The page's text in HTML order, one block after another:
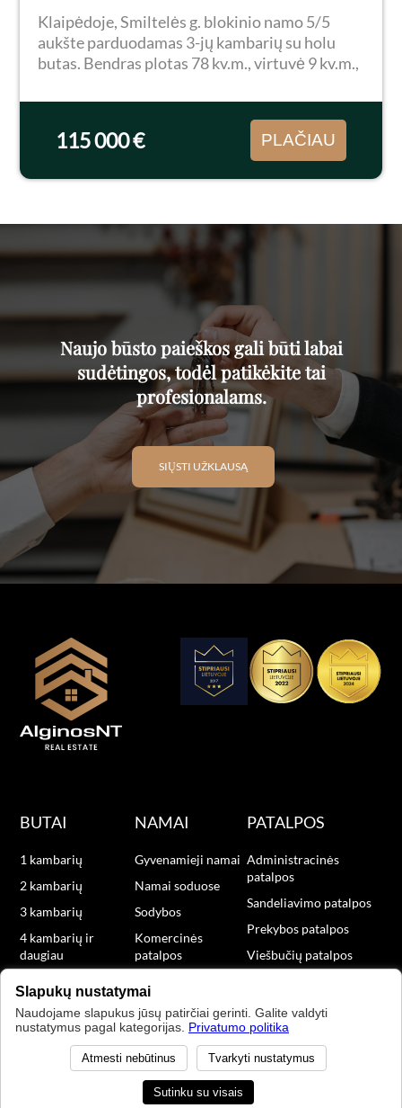
Klaipėdoje, Smiltelės g. blokinio namo 5/5
aukšte parduodamas 3-jų kambarių su holu
butas. Bendras plotas 78 kv.m., virtuvė 9 kv.m.,
tvarkingas, sudėti plastikiniai langai, šarvo
115 000 € PLAČIAU
Naujo būsto paieškos gali būti labai
sudėtingos, todėl patikėkite tai
profesionalams.
SIŲSTI UŽKLAUSĄ
BUTAI
1 kambarių
2 kambarių
3 kambarių
4 kambarių ir
daugiau
NAMAI
Gyvenamieji namai
Namai soduose
Sodybos
Komercinės
patalpos
PATALPOS
Administracinės
patalpos
Sandeliavimo patalpos
Prekybos patalpos
Viešbučių patalpos
2015 AlginosNT. Visos teisės saugomos. Sprendimas:
Slapukų nustatymai
Naudojame slapukus jūsų patirčiai gerinti. Galite valdyti
nustatymus pagal kategorijas. Privatumo politika
Atmesti nebūtinus Tvarkyti nustatymus
Sutinku su visais